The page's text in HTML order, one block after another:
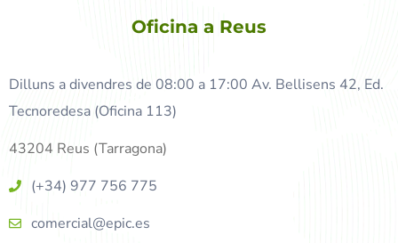
Oficina a Reus
Dilluns a divendres de 08:00 a 17:00 Av. Bellisens 42, Ed.
Tecnoredesa (Oficina 113)
43204 Reus (Tarragona)
(+34) 977 756 775
comercial@epic.es